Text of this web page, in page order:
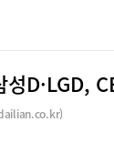
D·LGD,